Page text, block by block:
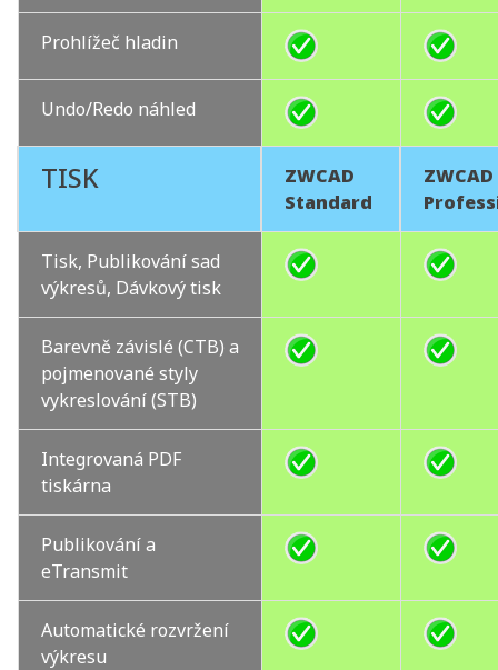
Prohlížeč hladin
Undo/Redo náhled
TISK
ZWCAD
Standard
ZWCAD
Tisk, Publikování sad
výkresů, Dávkový tisk
Barevně závislé (CTB) a
pojmenované styly
vykreslování (STB)
Integrovaná PDF
tiskárna
Publikování a
eTransmit
Automatické rozvržení
výkresu